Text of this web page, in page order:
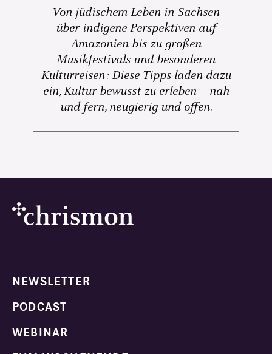
Von jüdischem Leben in Sachsen
über indigene Perspektiven auf
Amazonien bis zu großen
Musikfestivals und besonderen
Kulturreisen: Diese Tipps laden dazu
ein, Kultur bewusst zu erleben – nah
und fern, neugierig und offen.
NEWSLETTER
PODCAST
WEBINAR